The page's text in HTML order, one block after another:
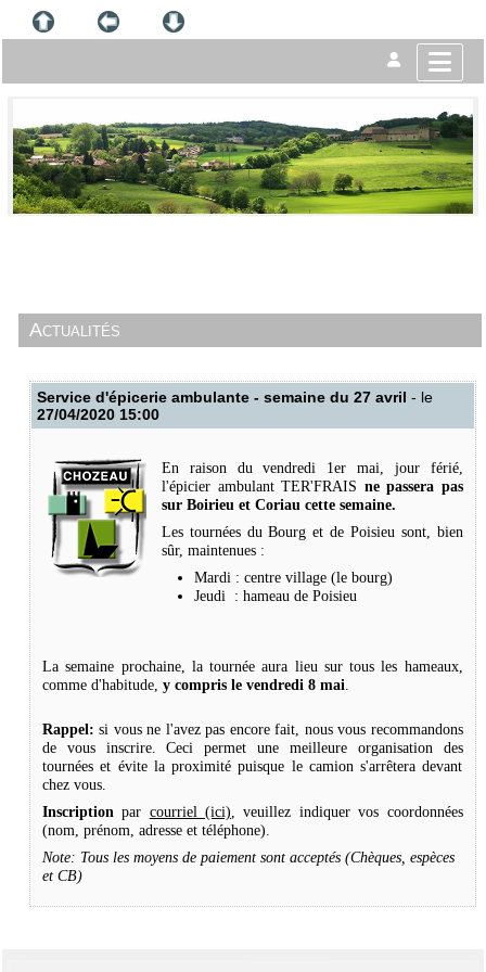
Actualités
Service d'épicerie ambulante - semaine du 27 avril - le
27/04/2020 15:00
En raison du vendredi 1er mai, jour férié,
l'épicier ambulant TER'FRAIS ne passera pas
sur Boirieu et Coriau cette semaine.
Les tournées du Bourg et de Poisieu sont, bien
sûr, maintenues :
Mardi : centre village (le bourg)
Jeudi : hameau de Poisieu
La semaine prochaine, la tournée aura lieu sur tous les hameaux,
comme d'habitude, y compris le vendredi 8 mai.
Rappel:si vous ne l'avez pas encore fait, nous vous recommandons
de vous inscrire. Ceci permet une meilleure organisation des
tournées et évite la proximité puisque le camion s'arrêtera devant
chez vous.
Inscriptionpar courriel (ici), veuillez indiquer vos coordonnées
(nom, prénom, adresse et téléphone).
Note: Tous les moyens de paiement sont acceptés (Chèques, espèces
et CB)